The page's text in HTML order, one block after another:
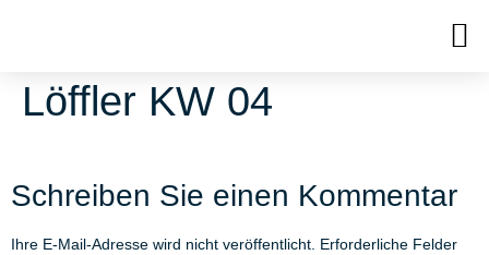
Löffler KW 04
Schreiben Sie einen Kommentar
Ihre E-Mail-Adresse wird nicht veröffentlicht. Erforderliche Felder